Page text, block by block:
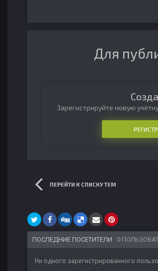
Для
Зарегистрируйте новую
ПЕРЕЙТИ К СПИСКУ ТЕМ
ПОСЛЕДНИЕ ПОСЕТИТЕЛИ 0
Ни одного зарегистрированного